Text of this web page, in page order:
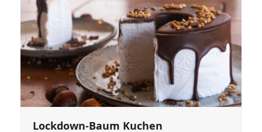
Lockdown-Baum Kuchen